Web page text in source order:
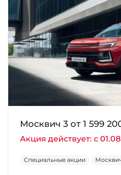
Москвич 3 от 1 599
Акция действует: с
Специальные акции